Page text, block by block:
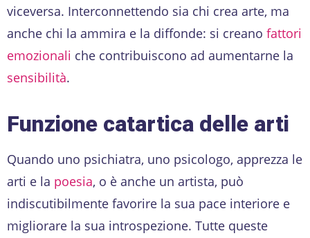
viceversa. Interconnettendo sia chi crea arte, ma
anche chi la ammira e la diffonde: si creano fattori
emozionali che contribuiscono ad aumentarne la
sensibilità.
Funzione catartica delle arti
Quando uno psichiatra, uno psicologo, apprezza le
arti e la poesia, o è anche un artista, può
indiscutibilmente favorire la sua pace interiore e
migliorare la sua introspezione. Tutte queste